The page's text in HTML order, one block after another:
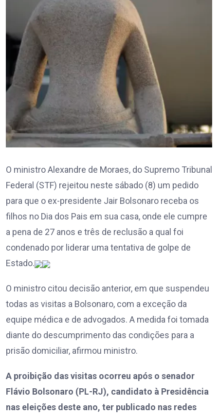
O ministro Alexandre de Moraes, do Supremo Tribunal
Federal (STF) rejeitou neste sábado (8) um pedido
para que o ex-presidente Jair Bolsonaro receba os
filhos no Dia dos Pais em sua casa, onde ele cumpre
a pena de 27 anos e três de reclusão a qual foi
condenado por liderar uma tentativa de golpe de
Estado.
O ministro citou decisão anterior, em que suspendeu
todas as visitas a Bolsonaro, com a exceção da
equipe médica e de advogados. A medida foi tomada
diante do descumprimento das condições para a
prisão domiciliar, afirmou ministro.
A proibição das visitas ocorreu após o senador
Flávio Bolsonaro (PL-RJ), candidato à Presidência
nas eleições deste ano, ter publicado nas redes